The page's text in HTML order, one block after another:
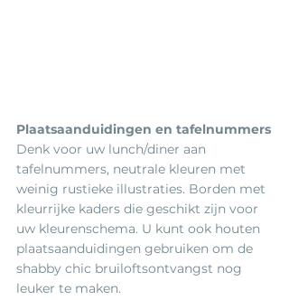
Plaatsaanduidingen en tafelnummers
Denk voor uw lunch/diner aan
tafelnummers, neutrale kleuren met
weinig rustieke illustraties. Borden met
kleurrijke kaders die geschikt zijn voor
uw kleurenschema. U kunt ook houten
plaatsaanduidingen gebruiken om de
shabby chic bruiloftsontvangst nog
leuker te maken.